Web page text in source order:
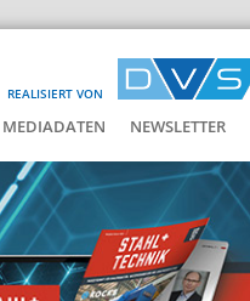
REALISIERT VON
MEDIADATEN NEWSLETTER